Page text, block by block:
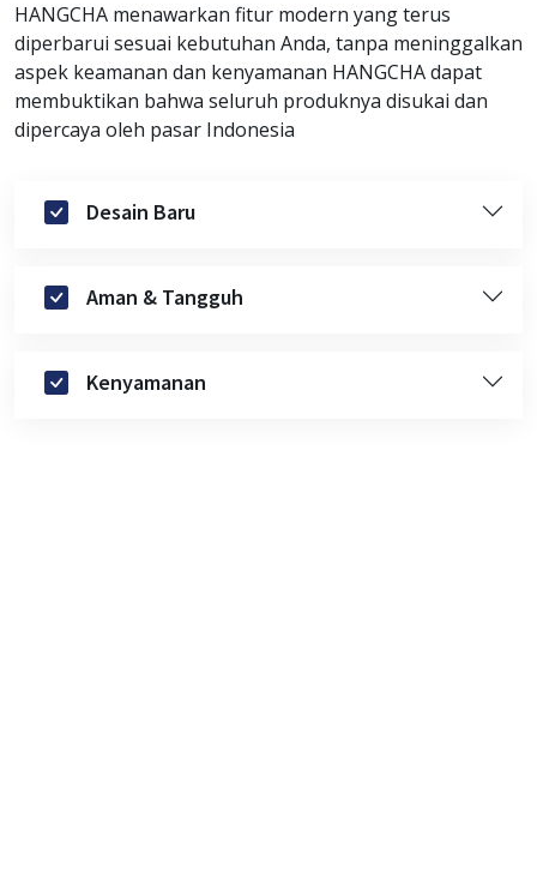
HANGCHA menawarkan fitur modern yang terus
diperbarui sesuai kebutuhan Anda, tanpa meninggalkan
aspek keamanan dan kenyamanan HANGCHA dapat
membuktikan bahwa seluruh produknya disukai dan
dipercaya oleh pasar Indonesia
Desain Baru
Aman & Tangguh
Kenyamanan